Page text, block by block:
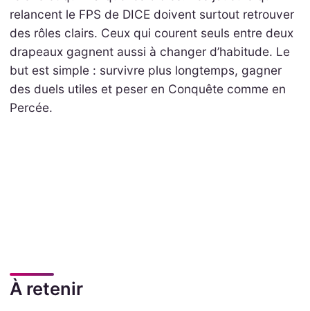
relancent le FPS de DICE doivent surtout retrouver
des rôles clairs. Ceux qui courent seuls entre deux
drapeaux gagnent aussi à changer d’habitude. Le
but est simple : survivre plus longtemps, gagner
des duels utiles et peser en Conquête comme en
Percée.
À retenir